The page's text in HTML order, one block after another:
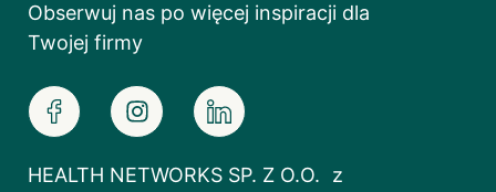
Obserwuj nas po więcej inspiracji dla
Twojej firmy
HEALTH NETWORKS SP. Z O.O. z